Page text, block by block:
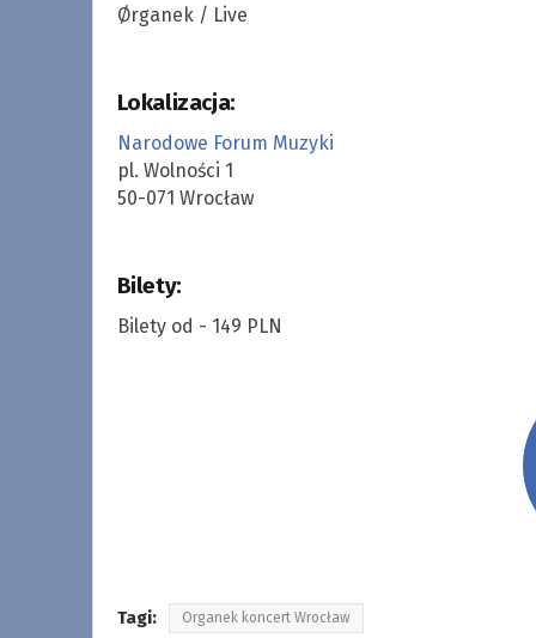
Ørganek / Live
Lokalizacja:
Narodowe Forum Muzyki
pl. Wolności 1
50-071 Wrocław
Bilety:
Bilety od - 149 PLN
Tagi: Organek koncert Wrocław